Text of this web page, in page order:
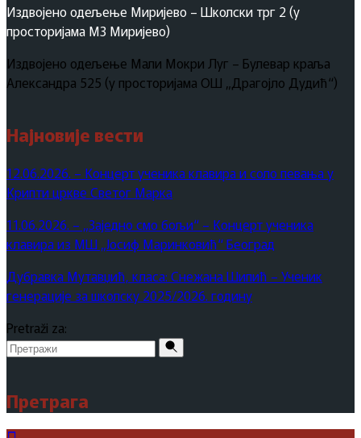
Издвојено одељење Миријево – Школски трг 2 (у
просторијама МЗ Миријево)
Издвојено одељење Мали Мокри Луг – Булевар краља
Александра 525 (у просторијама ОШ „Драгојло Дудић“)
Најновије вести
12.06.2026. – Концерт ученика клавира и соло певања у
Крипти цркве Светог Марка
11.06.2026. – „Заједно смо бољи“ – Концерт ученика
клавира из МШ „Јосиф Маринковић“ Београд
Дубравка Мутавџић, класа: Снежана Шипић – Ученик
генерације за школску 2025/2026. годину
Pretraži za:
Претрага